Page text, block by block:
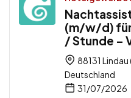
(m/w/d)
/ Stunde –
88131
Deutschland
31/07/2026